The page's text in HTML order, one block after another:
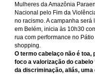
Mulheres da Amazônia
Nacional pelo Fim da
no racismo. A campanha
em Belém, inicia às 10h30
rua com performance no
shopping.
O termo cabelaço não é toa,
foco a valorização do cabelo
da discriminação, aliás,